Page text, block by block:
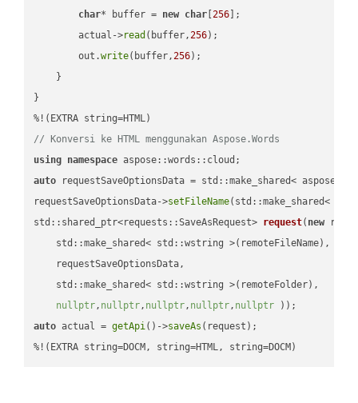
char* buffer = new char [256 ];
        actual->
read (buffer,256);
        out.
write(buffer,256);
    }
}
// Konversi ke HTML menggunakan Aspose.Words
using namespace
auto requestSaveOptionsData = std::make_shared<
requestSaveOptionsData->setFileName(std::make_shared<
std::shared_ptr<requests::SaveAsRequest> request( new
    std::make_shared< std::wstring >(remoteFileName),
    requestSaveOptionsData,
    std::make_shared< std::wstring >(remoteFolder),
nullptr, nullptr, nullptr, nullptr, nullptr ))
auto actual = getApi()->saveAs (request);
%!(EXTRA string=DOCM, string=HTML, string=DOCM)